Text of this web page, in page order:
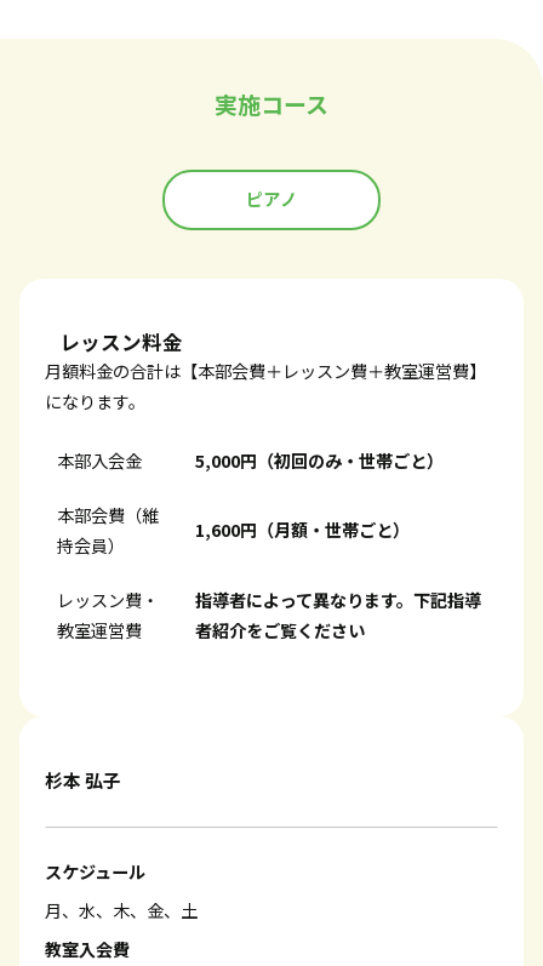
実施コース
ピアノ
レッスン料金
月額料金の合計は【本部会費＋レッスン費＋教室運営費】
になります。
本部入会金 5,000円（初回のみ・世帯ごと）
本部会費（維
持会員）
1,600円（月額・世帯ごと）
レッスン費・
教室運営費
指導者によって異なります。下記指導
者紹介をご覧ください
杉本 弘子
スケジュール
月、水、木、金、土
教室入会費